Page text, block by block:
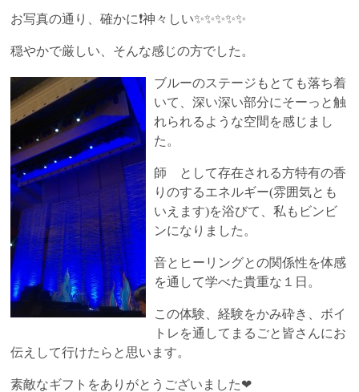
お写真の通り、確かに❗神々しい✨✨✨✨✨
穏やかで厳しい、そんな感じの方でした。
ブルーのステージもとても落ち着
いて、深い深い部分にそーっと触
れられるような空間を感じまし
た。
師 として存在される方特有の香
りのするエネルギー(雰囲気とも
いえます)を浴びて、私もビンビ
ンになりました。
音とヒーリングとの関係性を体感
を通して学べた貴重な１日。
この体験、経験をかみ砕き、ボイ
トレを通してまるごと皆さんにお
伝えして行けたらと思います。
素敵なギフトをありがとうございました❤